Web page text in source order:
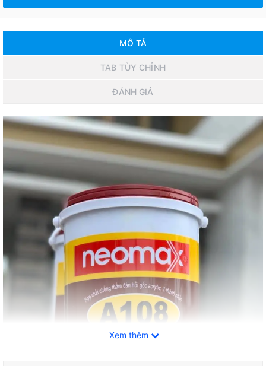
MÔ TẢ
TAB TÙY CHỈNH
ĐÁNH GIÁ
Xem thêm